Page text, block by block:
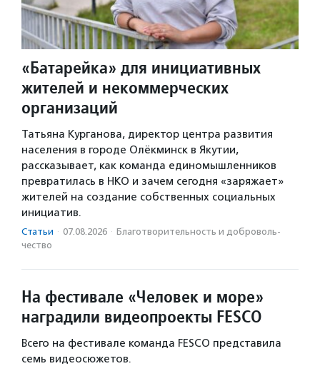
«Батарейка» для инициативных
жителей и некоммерческих
организаций
Татьяна Курганова, директор центра развития
населения в городе Олёкминск в Якутии,
рассказывает, как команда единомышленников
превратилась в НКО и зачем сегодня «заряжает»
жителей на создание собственных социальных
инициатив.
Статьи · 07.08.2026 · Благотвори­тель­ность и доброволь­
чест­во
На фестивале «Человек и море»
наградили видеопроекты FESCO
Всего на фестивале команда FESCO представила
семь видеосюжетов.